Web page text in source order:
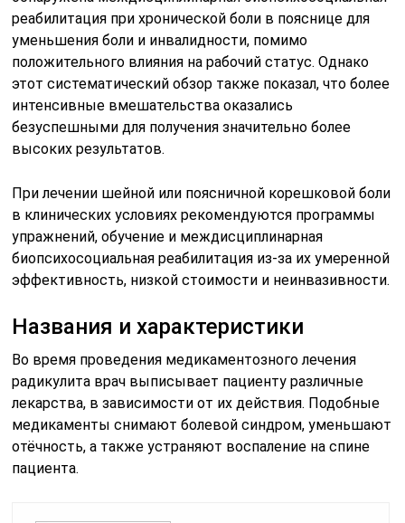
реабилитация при хронической боли в пояснице для
уменьшения боли и инвалидности, помимо
положительного влияния на рабочий статус. Однако
этот систематический обзор также показал, что более
интенсивные вмешательства оказались
безуспешными для получения значительно более
высоких результатов.
При лечении шейной или поясничной корешковой боли
в клинических условиях рекомендуются программы
упражнений, обучение и междисциплинарная
биопсихосоциальная реабилитация из-за их умеренной
эффективность, низкой стоимости и неинвазивности.
Названия и характеристики
Во время проведения медикаментозного лечения
радикулита врач выписывает пациенту различные
лекарства, в зависимости от их действия. Подобные
медикаменты снимают болевой синдром, уменьшают
отёчность, а также устраняют воспаление на спине
пациента.